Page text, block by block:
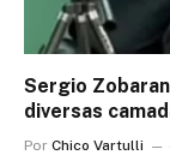
Sergio
diversas
Por Chico Vartulli